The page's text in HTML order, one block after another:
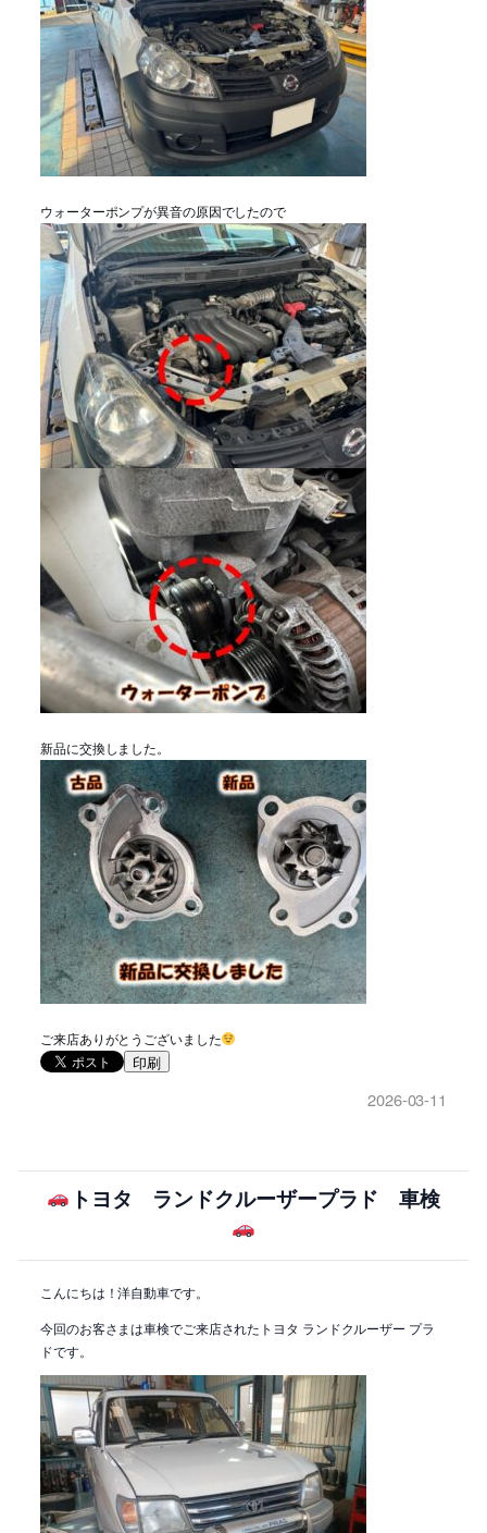
ウォーターポンプが異音の原因でしたので
新品に交換しました。
ご来店ありがとうございました
印刷
2026-03-11
トヨタ ランドクルーザープラド 車検
こんにちは！洋自動車です。
今回のお客さまは車検でご来店されたトヨタ ランドクルーザー プラ
ドです。